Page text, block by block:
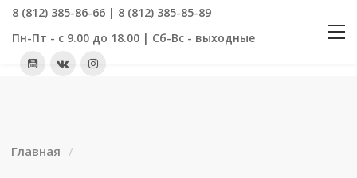
8 (812) 385-86-66 | 8 (812) 385-85-89
Пн-Пт - с 9.00 до 18.00 | Сб-Вс - выходные
Главная